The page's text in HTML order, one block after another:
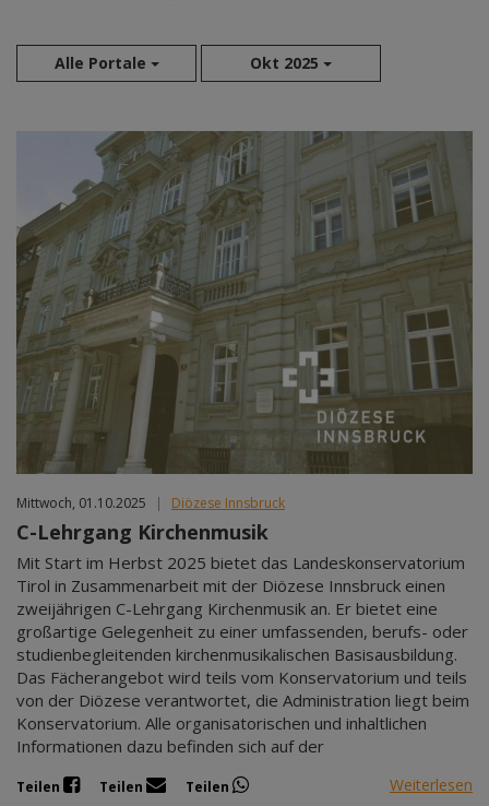
Alle Portale Okt 2025
Aug 2026
Sep 2026
Okt 2026
Nov 2026
Dez 2026
Jan 2027
Feb 2027
Mär 2027
Apr 2027
Mai 2027
Jun 2027
Jul 2027
Mittwoch, 01.10.2025 | Diözese Innsbruck
C-Lehrgang Kirchenmusik
Mit Start im Herbst 2025 bietet das Landeskonservatorium
Tirol in Zusammenarbeit mit der Diözese Innsbruck einen
zweijährigen C-Lehrgang Kirchenmusik an. Er bietet eine
großartige Gelegenheit zu einer umfassenden, berufs- oder
studienbegleitenden kirchenmusikalischen Basisausbildung.
Das Fächerangebot wird teils vom Konservatorium und teils
von der Diözese verantwortet, die Administration liegt beim
Konservatorium. Alle organisatorischen und inhaltlichen
Informationen dazu befinden sich auf der
Teilen Teilen Teilen Weiterlesen